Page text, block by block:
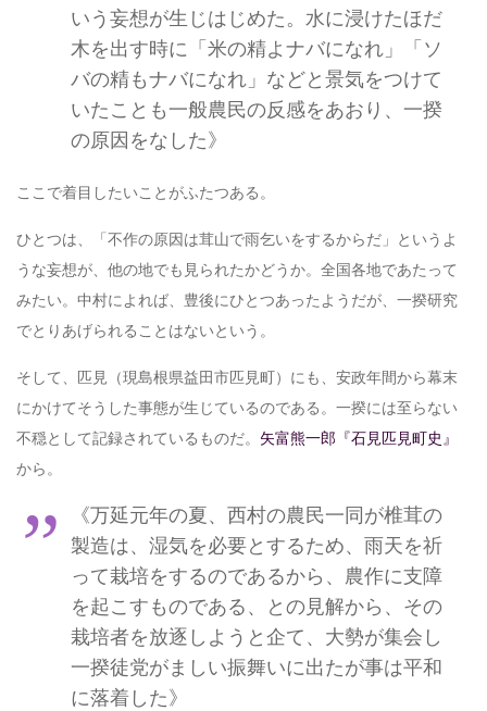
いう妄想が生じはじめた。水に浸けたほだ
木を出す時に「米の精よナバになれ」「ソ
バの精もナバになれ」などと景気をつけて
いたことも一般農民の反感をあおり、一揆
の原因をなした》
ここで着目したいことがふたつある。
ひとつは、「不作の原因は茸山で雨乞いをするからだ」というよ
うな妄想が、他の地でも見られたかどうか。全国各地であたって
みたい。 中村によれば、豊後にひとつあったようだが、一揆研究
でとりあげられることはないという。
そして、匹見（現島根県益田市匹見町）にも、安政年間から幕末
にかけてそうした事態が生じているのである。一揆には至らない
不穏として記録されているものだ。 矢富熊一郎『石見匹見町史』
から。
《万延元年の夏、西村の農民一同が椎茸の
製造は、湿気を必要とするため、雨天を祈
って栽培をするのであるから、農作に支障
を起こすものである、との見解から、その
栽培者を放逐しようと企て、大勢が集会し
一揆徒党がましい振舞いに出たが事は平和
に落着した》